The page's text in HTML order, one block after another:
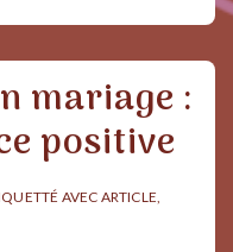
mariage :
positive
AVEC ARTICLE,